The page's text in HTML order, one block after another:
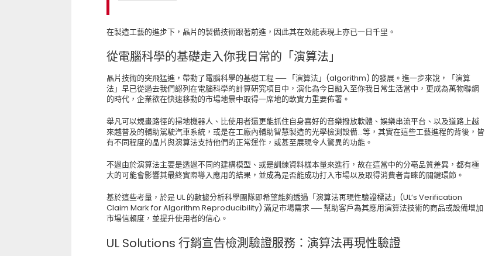
在製造工藝的進步下，晶片的製備技術跟著前進，因此其在效能表現上亦已一日千里。
從電腦科學的基礎走入你我日常的「演算法」
晶片技術的突飛猛進，帶動了電腦科學的基礎工程 ── 「演算法」(algorithm) 的發展。進一步來說，「演算
法」早已從過去我們認列在電腦科學的計算研究項目中，演化為今日融入至你我日常生活當中，更成為萬物聯網
的時代，企業欲在快速移動的市場地景中取得一席地的軟實力重要佈署。
舉凡可以規畫路徑的掃地機器人、比使用者還更能抓住自身喜好的音樂撥放軟體、娛樂串流平台、以及道路上越
來越普及的輔助駕駛汽車系統，或是在工廠內輔助智慧製造的光學檢測設備…等，其實在這些工藝進程的背後，皆
有不同程度的晶片與演算法支持他們的正常運作，或甚至展現令人驚異的功能。
不過由於演算法主要是透過不同的建構模型、或是訓練資料樣本量來進行，故在這當中的分亳品質差異，都有極
大的可能會影響其最終實際導入應用的結果，並成為是否能成功打入市場以及取得消費者青睞的關鍵環節。
基於這些考量，於是 UL 的數據分析科學團隊即希望能夠透過「演算法再現性驗證標誌」(UL’s Verification
Claim Mark for Algorithm Reproducibility) 滿足市場需求 ── 幫助客戶為其應用演算法技術的商品或設備增加
市場信賴度，並提升使用者的信心。
UL Solutions 行銷宣告檢測驗證服務：演算法再現性驗證